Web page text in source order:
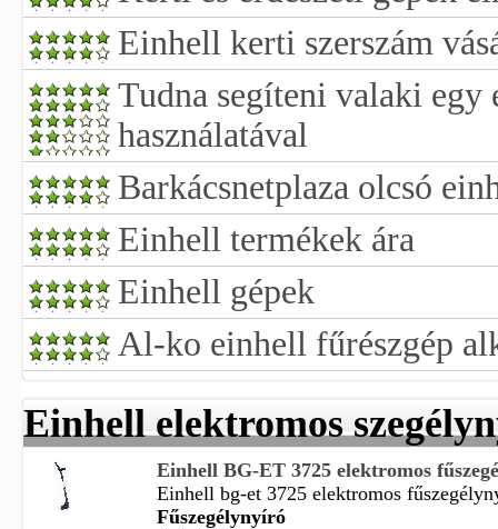
Einhell kerti szerszám
Tudna segíteni valaki
használatával
Barkácsnetplaza olcsó
Einhell termékek ára
Einhell gépek
Al-ko einhell fűrészgép
Einhell elektromos
Einhell BG-ET 3725 elektromos
Einhell bg-et 3725 elektromos
Fűszegélynyíró